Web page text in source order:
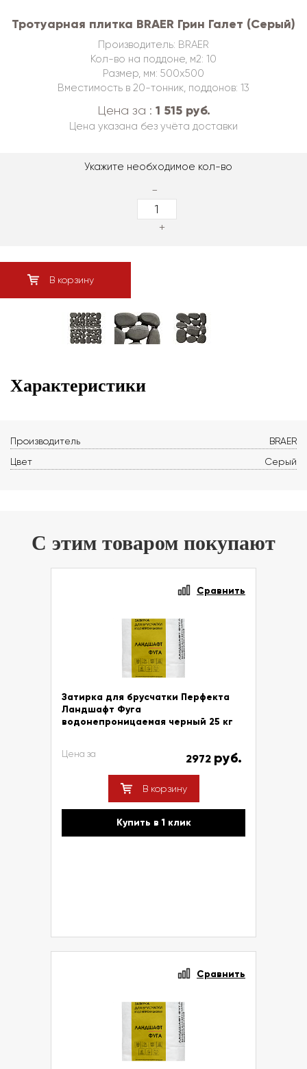
Тротуарная плитка BRAER Грин Галет (Серый)
Производитель: BRAER
Кол-во на поддоне, м2: 10
Размер, мм: 500х500
Вместимость в 20-тонник, поддонов: 13
Цена за : 1 515 руб.
Цена указана без учёта доставки
Укажите необходимое кол-во
-
+
В корзину
Характеристики
Производитель
BRAER
Цвет
Серый
С этим товаром покупают
Сравнить
Затирка для брусчатки Перфекта
Ландшафт Фуга
водонепроницаемая черный 25 кг
Цена за 2972 руб.
В корзину
Купить в 1 клик
Сравнить